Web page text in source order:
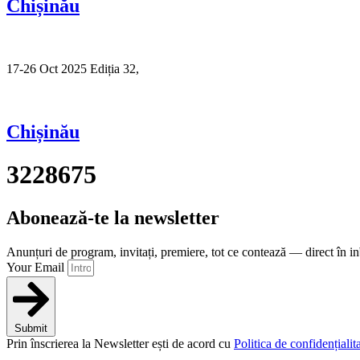
Chișinău
17-26 Oct 2025 Ediția 32,
Chișinău
3228675
Abonează-te la newsletter
Anunțuri de program, invitați, premiere, tot ce contează — direct în
Your Email
Submit
Prin înscrierea la Newsletter ești de acord cu Politica de